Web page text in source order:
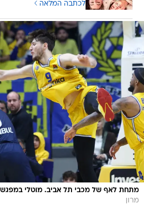
לכתבה המלאה
מתחת לאף של מכבי תל אביב. מוטלי במפגש
מרון